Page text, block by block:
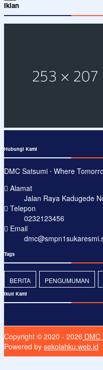
Iklan
Hubungi Kami
DMC Satsumi ⋅ Where
Alamat
Jalan Raya Kadugede
Telepon
0232123456
Email
Tags
BERITA PENGUMUMAN
Ikuti Kami
Copyright © 2020 - 2026 DMC
Powered by sekolahku.web.id